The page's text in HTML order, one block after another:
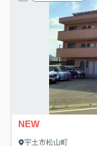
NEW
宇土市松山町